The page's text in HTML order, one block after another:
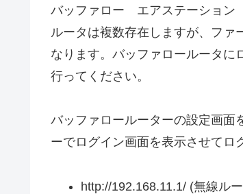
バッファロー エアステーション
ルータは複数存在しますが、フ
なります。バッファロールータに
行ってください。
バッファロールーターの設定画面
ーでログイン画面を表示させてロ
http://192.168.11.1/ (無線ル